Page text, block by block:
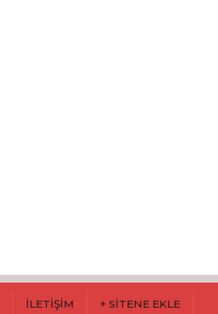
İLETİŞİM + SİTENE EKLE